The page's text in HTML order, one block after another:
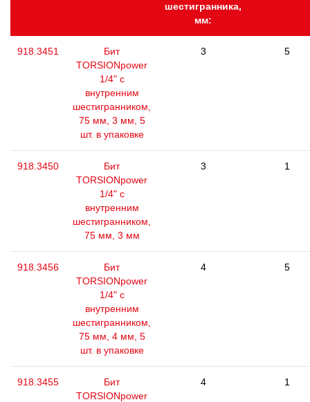
шестигранника,
мм:
918.3451
Бит
TORSIONpower
1/4" с
внутренним
шестигранником,
75 мм, 3 мм, 5
шт. в упаковке
3 5
918.3450
Бит
TORSIONpower
1/4" с
внутренним
шестигранником,
75 мм, 3 мм
3 1
918.3456
Бит
TORSIONpower
1/4" с
внутренним
шестигранником,
75 мм, 4 мм, 5
шт. в упаковке
4 5
918.3455
Бит
TORSIONpower
4 1